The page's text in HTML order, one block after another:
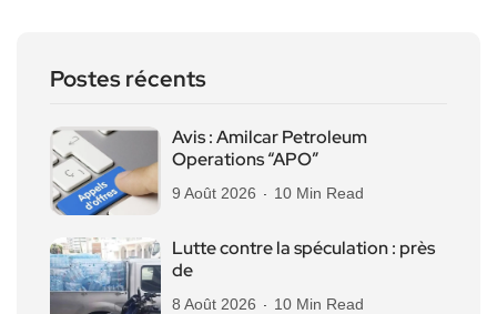
Postes récents
Avis : Amilcar Petroleum
Operations “APO”
9 Août 2026 10 Min Read
Lutte contre la spéculation : près
de
8 Août 2026 10 Min Read